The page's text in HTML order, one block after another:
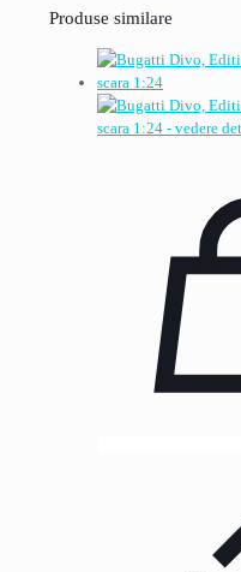
Produse similare